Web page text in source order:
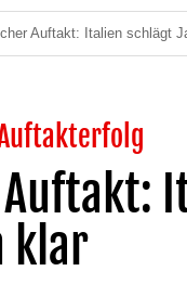
Auftakt: Italien schlägt
klar